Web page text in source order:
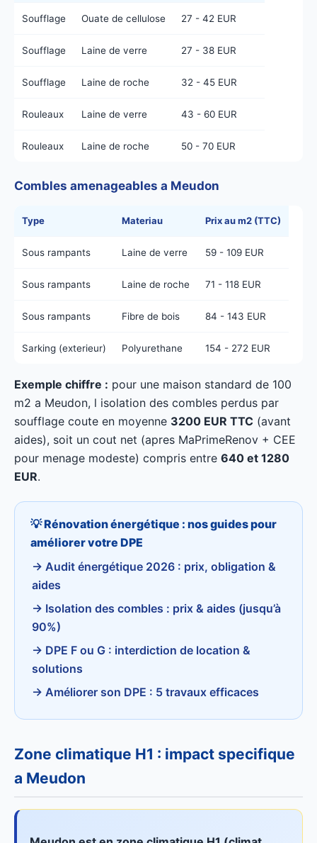
Soufflage Ouate de cellulose 27 - 42 EUR
Soufflage Laine de verre 27 - 38 EUR
Soufflage Laine de roche 32 - 45 EUR
Rouleaux Laine de verre 43 - 60 EUR
Rouleaux Laine de roche 50 - 70 EUR
Combles amenageables a Meudon
Type Materiau Prix au m2 (TTC)
Sous rampants Laine de verre 59 - 109 EUR
Sous rampants Laine de roche 71 - 118 EUR
Sous rampants Fibre de bois 84 - 143 EUR
Sarking (exterieur) Polyurethane 154 - 272 EUR
Exemple chiffre : pour une maison standard de 100
m2 a Meudon, l isolation des combles perdus par
soufflage coute en moyenne 3200 EUR TTC (avant
aides), soit un cout net (apres MaPrimeRenov + CEE
pour menage modeste) compris entre 640 et 1280
EUR.
💡 Rénovation énergétique : nos guides pour
améliorer votre DPE
→ Audit énergétique 2026 : prix, obligation &
aides
→ Isolation des combles : prix & aides (jusqu’à
90%)
→ DPE F ou G : interdiction de location &
solutions
→ Améliorer son DPE : 5 travaux efficaces
Zone climatique H1 : impact specifique
a Meudon